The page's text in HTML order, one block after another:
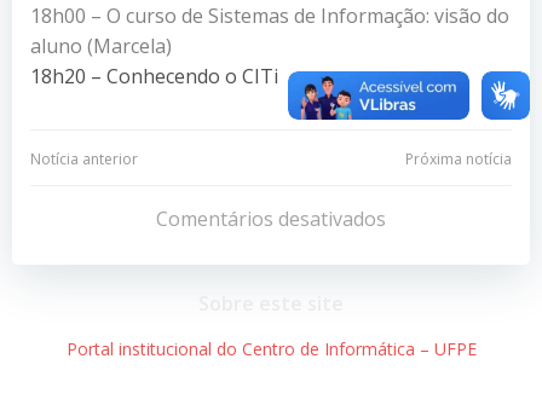
18h00 – O curso de Sistemas de Informação: visão do
aluno (Marcela)
18h20 – Conhecendo o CITi
Navegação
Post
Notícia anterior
Navegação
de
Post
Próxima notícia
Comentários desativados
Portal institucional do Centro de Informática – UFPE